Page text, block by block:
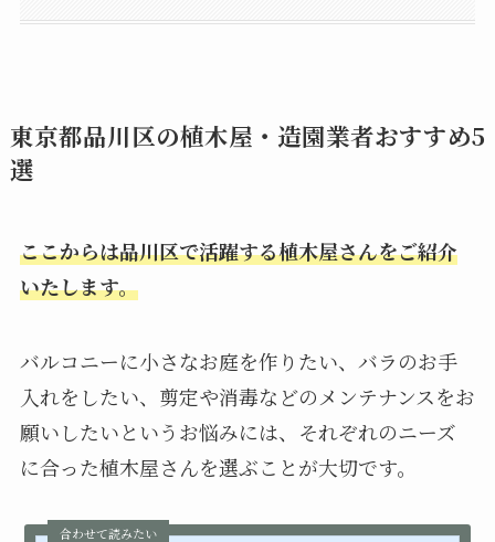
東京都品川区の植木屋・造園業者おすすめ5
選
ここからは品川区で活躍する植木屋さんをご紹介
いたします。
バルコニーに小さなお庭を作りたい、バラのお手
入れをしたい、剪定や消毒などのメンテナンスをお
願いしたいというお悩みには、それぞれのニーズ
に合った植木屋さんを選ぶことが大切です。